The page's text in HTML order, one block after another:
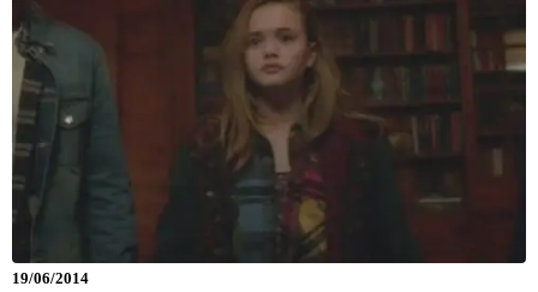
19/06/2014